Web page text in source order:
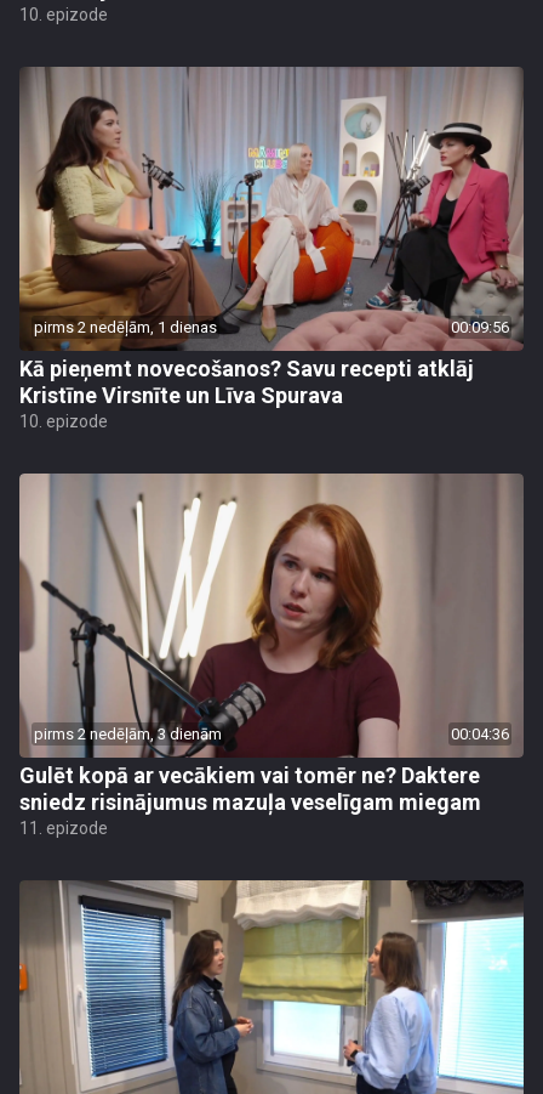
10. epizode
pirms 2 nedēļām, 1 dienas 00:09:56
Kā pieņemt novecošanos? Savu recepti atklāj
Kristīne Virsnīte un Līva Spurava
10. epizode
pirms 2 nedēļām, 3 dienām 00:04:36
Gulēt kopā ar vecākiem vai tomēr ne? Daktere
sniedz risinājumus mazuļa veselīgam miegam
11. epizode